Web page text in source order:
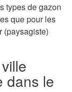
types de gazon
que pour les
(paysagiste)
dans le